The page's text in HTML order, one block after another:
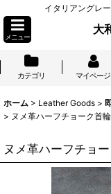
イタリアングレ
メニュー
大
カテゴリ マイページ
ホーム > Leather Goods >
> ヌメ革ハーフチョーク首
ヌメ革ハーフチョ